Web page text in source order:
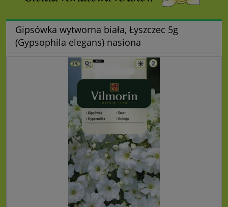
Gipsówka wytworna biała, Łyszczec 5g
(Gypsophila elegans) nasiona